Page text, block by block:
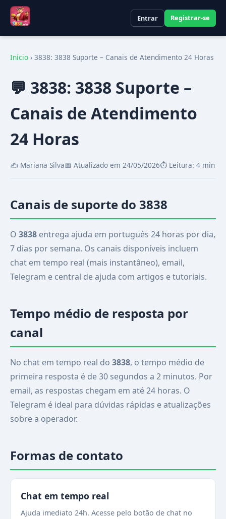
Entrar Registrar-se
Início › 3838: 3838 Suporte – Canais de Atendimento 24 Horas
💬 3838: 3838 Suporte –
Canais de Atendimento
24 Horas
✍️ Mariana Silva📅 Atualizado em 24/05/2026⏱️ Leitura: 4 min
Canais de suporte do 3838
O 3838 entrega ajuda em português 24 horas por dia,
7 dias por semana. Os canais disponíveis incluem
chat em tempo real (mais instantâneo), email,
Telegram e central de ajuda com artigos e tutoriais.
Tempo médio de resposta por
canal
No chat em tempo real do 3838, o tempo médio de
primeira resposta é de 30 segundos a 2 minutos. Por
email, as respostas chegam em até 24 horas. O
Telegram é ideal para dúvidas rápidas e atualizações
sobre a operador.
Formas de contato
Chat em tempo real
Ajuda imediato 24h. Acesse pelo botão de chat no